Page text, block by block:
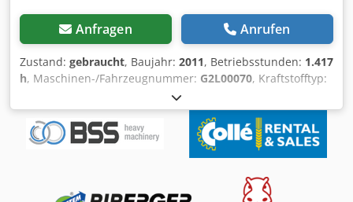
Anfragen Anrufen
Zustand: gebraucht, Baujahr: 2011, Betriebsstunden: 1.417
h, Maschinen-/Fahrzeugnummer: G2L00070, Kraftstofftyp:
Caterpillar 3512
Verwendungszweck: Bauwesen Leergewicht: 14.000 kg
Generatorleistung: 1.250 kVA Abmessungen des
Laderaums: 565 x 220 x 230 cm Dodpfszn Erljx Agreck
Produktionsland: US Wenden Sie sich an Team DPX, um
weitere Informationen zu erhalten. = Weitere Optionen
und Zubehör = - Control Panel